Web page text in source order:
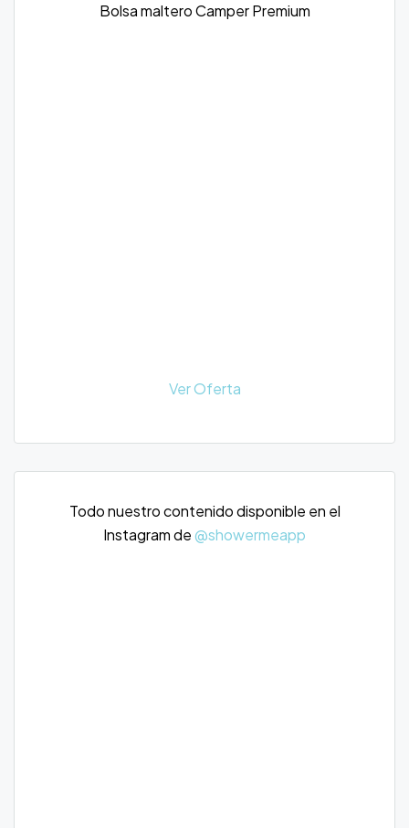
Bolsa maltero Camper Premium
Ver Oferta
Todo nuestro contenido disponible en el
Instagram de@showermeapp